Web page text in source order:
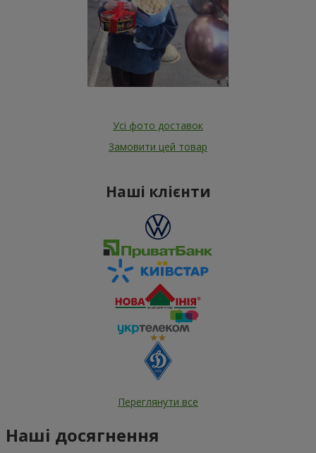
Усі фото доставок
Замовити цей товар
Наші клієнти
Переглянути все
Наші досягнення